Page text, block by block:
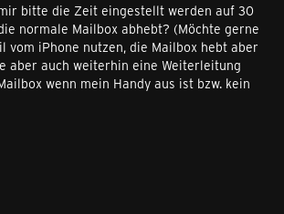
bitte die Zeit eingestellt werden auf 30
normale Mailbox abhebt? (Möchte gerne
vom iPhone nutzen, die Mailbox hebt aber
aber auch weiterhin eine Weiterleitung
wenn mein Handy aus ist bzw. kein